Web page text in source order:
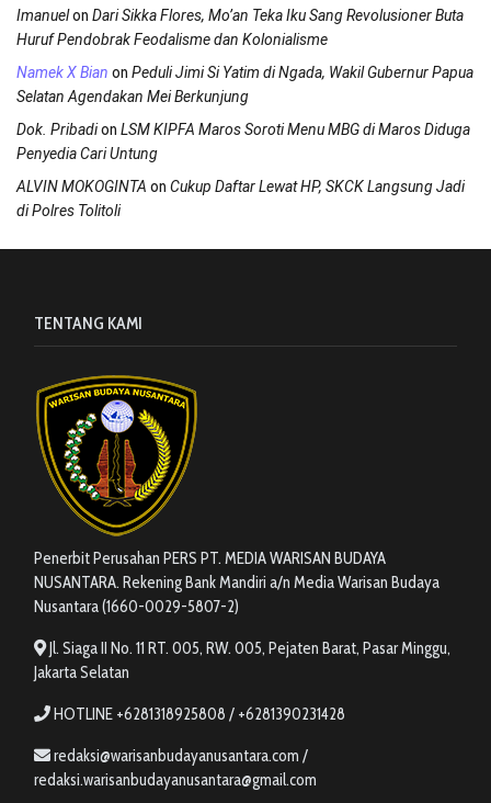
Imanuelon Dari Sikka Flores, Mo’an Teka Iku Sang Revolusioner Buta
Huruf Pendobrak Feodalisme dan Kolonialisme
Namek X Bian on Peduli Jimi Si Yatim di Ngada, Wakil Gubernur Papua
Selatan Agendakan Mei Berkunjung
Dok. Pribadion LSM KIPFA Maros Soroti Menu MBG di Maros Diduga
Penyedia Cari Untung
ALVIN MOKOGINTA on Cukup Daftar Lewat HP, SKCK Langsung Jadi
di Polres Tolitoli
TENTANG KAMI
Penerbit Perusahan PERS PT. MEDIA WARISAN BUDAYA
NUSANTARA. Rekening Bank Mandiri a/n Media Warisan Budaya
Nusantara (1660-0029-5807-2)
Jl. Siaga II No. 11 RT. 005, RW. 005, Pejaten Barat, Pasar Minggu,
Jakarta Selatan
HOTLINE +6281318925808 / +6281390231428
redaksi@warisanbudayanusantara.com /
redaksi.warisanbudayanusantara@gmail.com